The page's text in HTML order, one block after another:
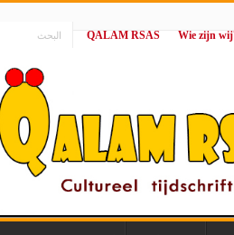
|
QALAM RSAS